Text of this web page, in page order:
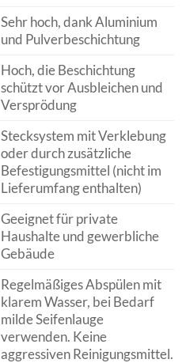
Sehr hoch, dank Aluminium
und Pulverbeschichtung
Hoch, die Beschichtung
schützt vor Ausbleichen und
Versprödung
Stecksystem mit Verklebung
oder durch zusätzliche
Befestigungsmittel (nicht im
Lieferumfang enthalten)
Geeignet für private
Haushalte und gewerbliche
Gebäude
Regelmäßiges Abspülen mit
klarem Wasser, bei Bedarf
milde Seifenlauge
verwenden. Keine
aggressiven Reinigungsmittel.